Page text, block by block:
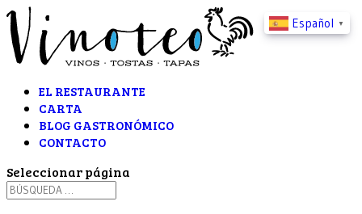
EL RESTAURANTE
CARTA
BLOG GASTRONÓMICO
CONTACTO
Seleccionar página
Español ▼